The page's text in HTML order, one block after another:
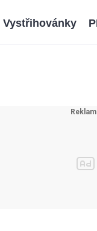
Vystřihovánky